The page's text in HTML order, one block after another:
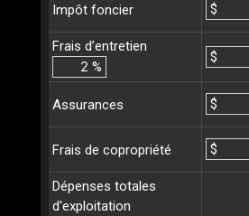
Impôt foncier $
Frais d’entretien
%
$
Assurances $
Frais de copropriété $
Dépenses totales
d'exploitation